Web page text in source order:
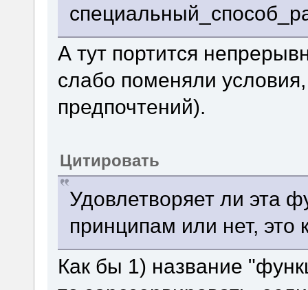
А тут портится
слабо поменяли
предпочтений).
Цитировать
Удовлетворяет ли эта
принципам или нет,
Как бы 1) название